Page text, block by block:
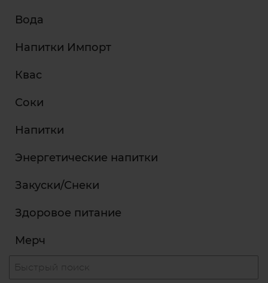
Вода
Напитки Импорт
Квас
Соки
Напитки
Энергетические напитки
Закуски/Снеки
Здоровое питание
Мерч